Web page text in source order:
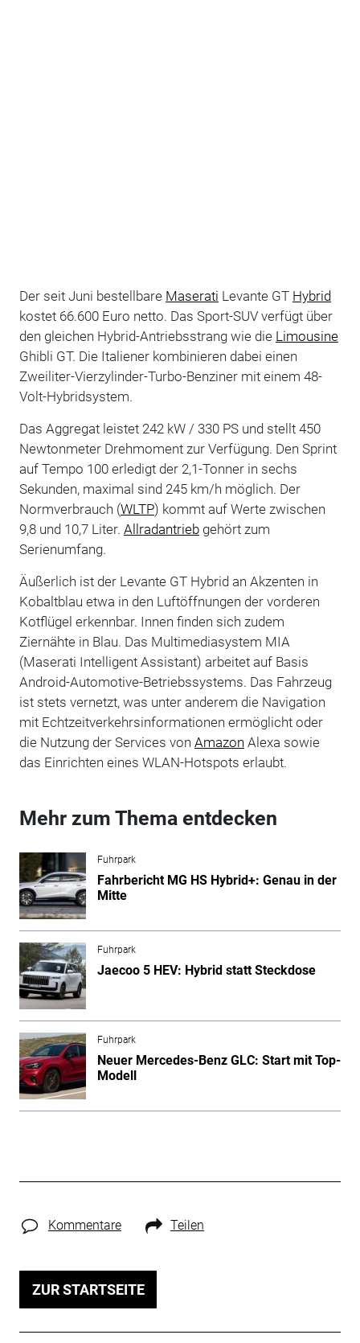
Der seit Juni bestellbare Maserati Levante GT Hybrid
kostet 66.600 Euro netto. Das Sport-SUV verfügt über
den gleichen Hybrid-Antriebsstrang wie die Limousine
Ghibli GT. Die Italiener kombinieren dabei einen
Zweiliter-Vierzylinder-Turbo-Benziner mit einem 48-
Volt-Hybridsystem.
Das Aggregat leistet 242 kW / 330 PS und stellt 450
Newtonmeter Drehmoment zur Verfügung. Den Sprint
auf Tempo 100 erledigt der 2,1-Tonner in sechs
Sekunden, maximal sind 245 km/h möglich. Der
Normverbrauch (WLTP) kommt auf Werte zwischen
9,8 und 10,7 Liter. Allradantriebgehört zum
Serienumfang.
Äußerlich ist der Levante GT Hybrid an Akzenten in
Kobaltblau etwa in den Luftöffnungen der vorderen
Kotflügel erkennbar. Innen finden sich zudem
Ziernähte in Blau. Das Multimediasystem MIA
(Maserati Intelligent Assistant) arbeitet auf Basis
Android-Automotive-Betriebssystems. Das Fahrzeug
ist stets vernetzt, was unter anderem die Navigation
mit Echtzeitverkehrsinformationen ermöglicht oder
die Nutzung der Services von Amazon Alexa sowie
das Einrichten eines WLAN-Hotspots erlaubt.
Mehr zum Thema entdecken
Fuhrpark
Fahrbericht MG HS Hybrid+: Genau in der
Mitte
Fuhrpark
Jaecoo 5 HEV: Hybrid statt Steckdose
Fuhrpark
Neuer Mercedes-Benz GLC: Start mit Top-
Modell
Kommentare Teilen
ZUR STARTSEITE